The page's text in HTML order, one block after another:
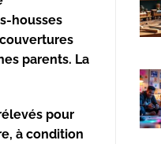
housses
parents. La
pour
à condition